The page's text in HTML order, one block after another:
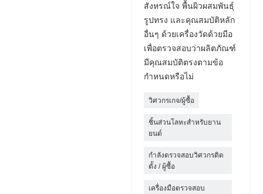
สังหรณ์ใจ พื้นผิวผสมพันธุ์
รูปทรง และคุณสมบัติหลัก
อื่นๆ ด้วยเครื่องวัดด้วยมือ
เพื่อตรวจสอบว่าผลิตภัณฑ์
มีคุณสมบัติตรงตามข้อ
กำหนดหรือไม่
วิศวกรเกจ/ผู้ซื้อ
ชิ้นส่วนโลหะสำหรับยาน
ยนต์
กำลังตรวจสอบวิศวกรติด
ตั้ง / ผู้ซื้อ
เครื่องมือตรวจสอบ